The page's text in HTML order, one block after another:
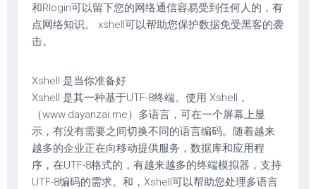
和Rlogin可以留下您的网络通信容易受到任何人的，有
点网络知识。 xshell可以帮助您保护数据免受黑客的袭
击。
Xshell 是当你准备好
Xshell 是其一种基于UTF-8终端。使用 Xshell，
（www.dayanzai.me）多语言，可在一个屏幕上显
示，有没有需要之间切换不同的语言编码。随着越来
越多的企业正在向移动提供服务，数据库和应用程
序，在UTF-8格式的，有越来越多的终端模拟器，支持
UTF-8编码的需求。和，Xshell可以帮助您处理多语言